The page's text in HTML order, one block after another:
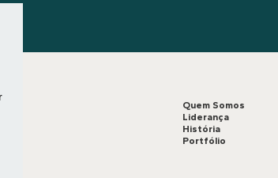
Quem Somos
Liderança
História
Portfólio